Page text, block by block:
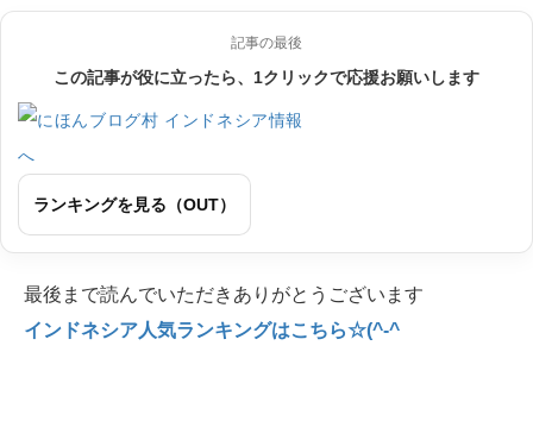
記事の最後
この記事が役に立ったら、1クリックで応援お願いします
ランキングを見る（OUT）
最後まで読んでいただきありがとうございます
インドネシア人気ランキングはこちら☆(^-^